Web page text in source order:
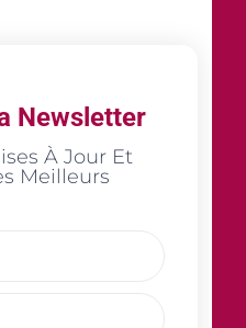
Newsletter
À Jour Et
Meilleurs